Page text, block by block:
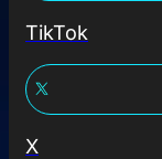
TikTok
X